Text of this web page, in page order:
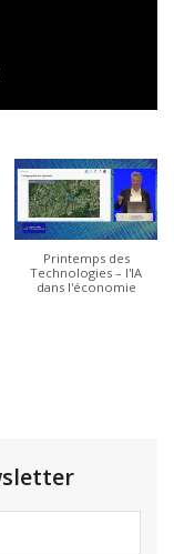
Printemps des
Technologies – l'IA
dans l'économie